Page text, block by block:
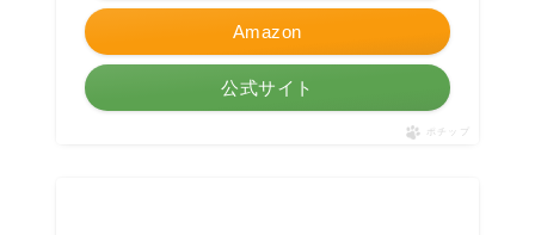
Amazon
公式サイト
ポチップ